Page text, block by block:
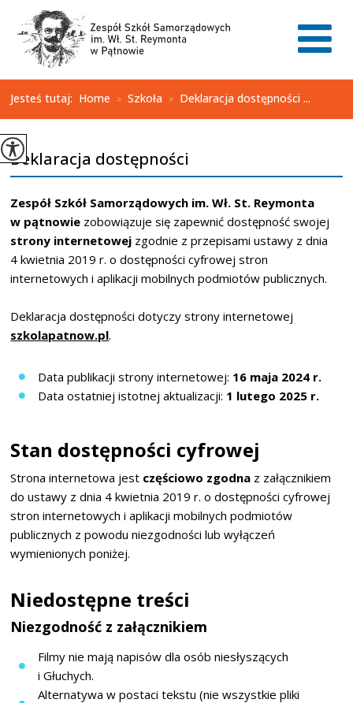
Jesteś tutaj: Home > Szkoła > Deklaracja dostępności ...
Deklaracja dostępności
Zespół Szkół Samorządowych im. Wł. St. Reymonta
w pątnowie zobowiązuje się zapewnić dostępność swojej
strony internetowej zgodnie z przepisami ustawy z dnia
4 kwietnia 2019 r. o dostępności cyfrowej stron
internetowych i aplikacji mobilnych podmiotów publicznych.
Deklaracja dostępności dotyczy strony internetowej
szkolapatnow.pl.
Data publikacji strony internetowej: 16 maja 2024 r.
Data ostatniej istotnej aktualizacji: 1 lutego 2025 r.
Stan dostępności cyfrowej
Strona internetowa jest częściowo zgodna z załącznikiem
do ustawy z dnia 4 kwietnia 2019 r. o dostępności cyfrowej
stron internetowych i aplikacji mobilnych podmiotów
publicznych z powodu niezgodności lub wyłączeń
wymienionych poniżej.
Niedostępne treści
Niezgodność z załącznikiem
Filmy nie mają napisów dla osób niesłyszących
i Głuchych.
Alternatywa w postaci tekstu (nie wszystkie pliki